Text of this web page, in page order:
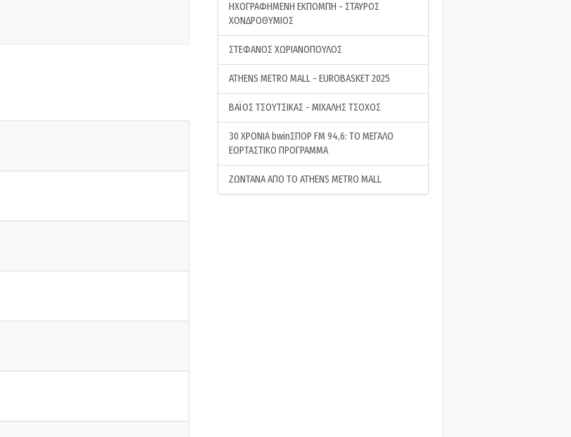
ΗΧΟΓΡΑΦΗΜΕΝΗ ΕΚΠΟΜΠΗ - ΣΤΑΥΡΟΣ
ΧΟΝΔΡΟΘΥΜΙΟΣ
ΣΤΕΦΑΝΟΣ ΧΩΡΙΑΝΟΠΟΥΛΟΣ
ATHENS METRO MALL - EUROBASKET 2025
ΒΑΪΟΣ ΤΣΟΥΤΣΙΚΑΣ - ΜΙΧΑΛΗΣ ΤΣΟΧΟΣ
30 ΧΡΟΝΙΑ bwinΣΠΟΡ FM 94,6: ΤΟ ΜΕΓΑΛΟ
ΕΟΡΤΑΣΤΙΚΟ ΠΡΟΓΡΑΜΜΑ
ΖΩΝΤΑΝΑ ΑΠΟ ΤΟ ATHENS METRO MALL